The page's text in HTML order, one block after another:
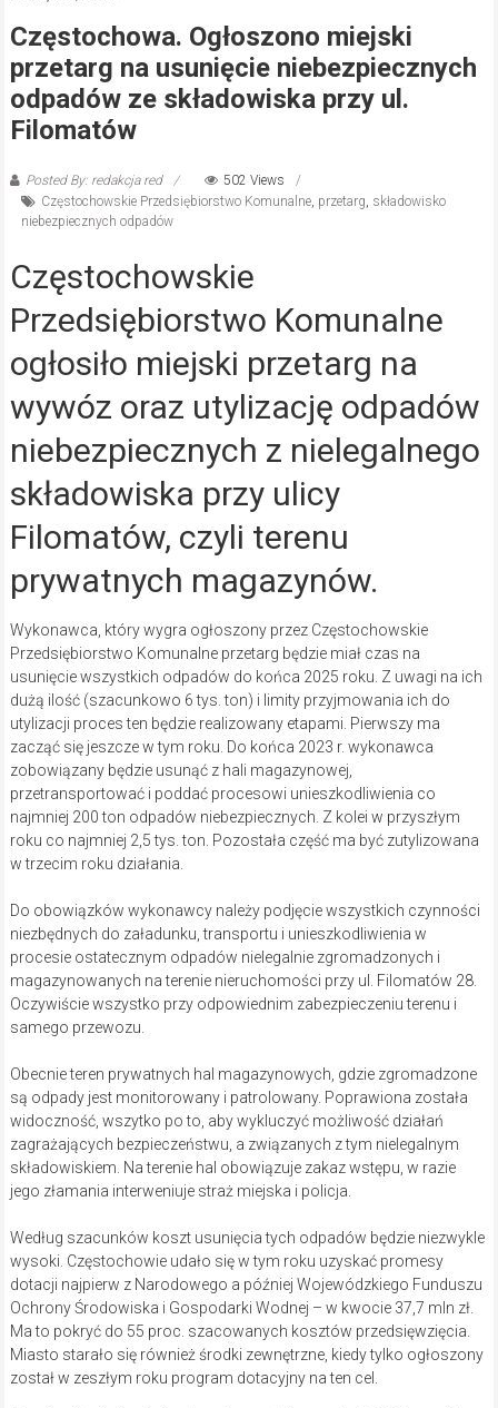
Częstochowa. Ogłoszono miejski
przetarg na usunięcie niebezpiecznych
odpadów ze składowiska przy ul.
Filomatów
Posted By: redakcja red
502 Views
Częstochowskie Przedsiębiorstwo Komunalne, przetarg, składowisko
niebezpiecznych odpadów
Częstochowskie
Przedsiębiorstwo Komunalne
ogłosiło miejski przetarg na
wywóz oraz utylizację odpadów
niebezpiecznych z nielegalnego
składowiska przy ulicy
Filomatów, czyli terenu
prywatnych magazynów.
Wykonawca, który wygra ogłoszony przez Częstochowskie
Przedsiębiorstwo Komunalne przetarg będzie miał czas na
usunięcie wszystkich odpadów do końca 2025 roku. Z uwagi na ich
dużą ilość (szacunkowo 6 tys. ton) i limity przyjmowania ich do
utylizacji proces ten będzie realizowany etapami. Pierwszy ma
zacząć się jeszcze w tym roku. Do końca 2023 r. wykonawca
zobowiązany będzie usunąć z hali magazynowej,
przetransportować i poddać procesowi unieszkodliwienia co
najmniej 200 ton odpadów niebezpiecznych. Z kolei w przyszłym
roku co najmniej 2,5 tys. ton. Pozostała część ma być zutylizowana
w trzecim roku działania.
Do obowiązków wykonawcy należy podjęcie wszystkich czynności
niezbędnych do załadunku, transportu i unieszkodliwienia w
procesie ostatecznym odpadów nielegalnie zgromadzonych i
magazynowanych na terenie nieruchomości przy ul. Filomatów 28.
Oczywiście wszystko przy odpowiednim zabezpieczeniu terenu i
samego przewozu.
Obecnie teren prywatnych hal magazynowych, gdzie zgromadzone
są odpady jest monitorowany i patrolowany. Poprawiona została
widoczność, wszytko po to, aby wykluczyć możliwość działań
zagrażających bezpieczeństwu, a związanych z tym nielegalnym
składowiskiem. Na terenie hal obowiązuje zakaz wstępu, w razie
jego złamania interweniuje straż miejska i policja.
Według szacunków koszt usunięcia tych odpadów będzie niezwykle
wysoki. Częstochowie udało się w tym roku uzyskać promesy
dotacji najpierw z Narodowego a później Wojewódzkiego Funduszu
Ochrony Środowiska i Gospodarki Wodnej – w kwocie 37,7 mln zł.
Ma to pokryć do 55 proc. szacowanych kosztów przedsięwzięcia.
Miasto starało się również środki zewnętrzne, kiedy tylko ogłoszony
został w zeszłym roku program dotacyjny na ten cel.